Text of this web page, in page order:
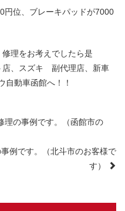
円位、ブレーキパッドが7000
理をお考えでしたら是
、スズキ 副代理店、新車
動車函館へ！！
の事例です。（函館市の
例です。（北斗市のお客様で
す）